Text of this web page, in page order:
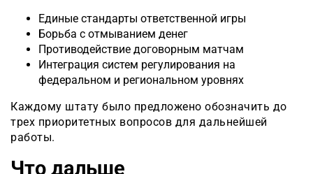
Единые стандарты ответственной игры
Борьба с отмыванием денег
Противодействие договорным матчам
Интеграция систем регулирования на
федеральном и региональном уровнях
Каждому штату было предложено обозначить до
трех приоритетных вопросов для дальнейшей
работы.
Что дальше